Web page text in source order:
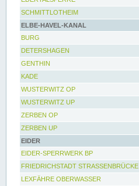
SCHMITTLOTHEIM
ELBE-HAVEL-KANAL
BURG
DETERSHAGEN
GENTHIN
KADE
WUSTERWITZ OP
WUSTERWITZ UP
ZERBEN OP
ZERBEN UP
EIDER
EIDER-SPERRWERK BP
FRIEDRICHSTADT STRASSENBRÜCKE
LEXFÄHRE OBERWASSER